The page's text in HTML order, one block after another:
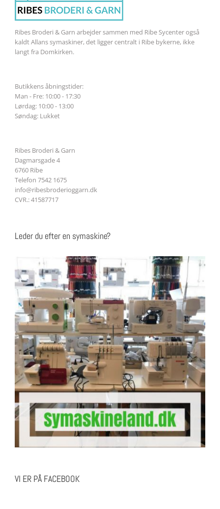
Ribes Broderi & Garn arbejder sammen med Ribe Sycenter også
kaldt Allans symaskiner, det ligger centralt i Ribe bykerne, ikke
langt fra Domkirken.
Butikkens åbningstider:
Man - Fre: 10:00 - 17:30
Lørdag: 10:00 - 13:00
Søndag: Lukket
Ribes Broderi & Garn
Dagmarsgade 4
6760 Ribe
Telefon 7542 1675
info@ribesbroderioggarn.dk
CVR.: 41587717
Leder du efter en symaskine?
VI ER PÅ FACEBOOK